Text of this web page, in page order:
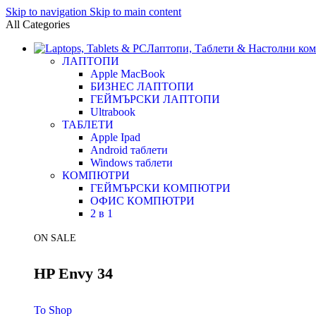
Skip to navigation Skip to main content
All Categories
Лаптопи, Таблети & Настолни
ЛАПТОПИ
Apple MacBook
БИЗНЕС ЛАПТОПИ
ГЕЙМЪРСКИ ЛАПТОПИ
Ultrabook
ТАБЛЕТИ
Apple Ipad
Android таблети
Windows таблети
КОМПЮТРИ
ГЕЙМЪРСКИ КОМПЮТРИ
ОФИС КОМПЮТРИ
2 в 1
ON SALE
HP Envy 34
To Shop